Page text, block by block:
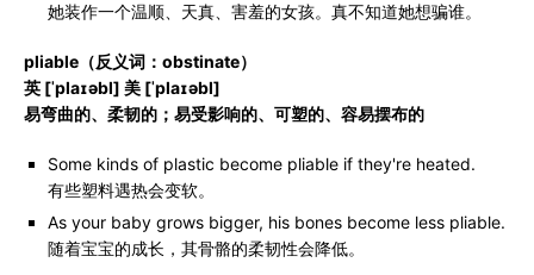
她装作一个温顺、天真、害羞的女孩。真不知道她想骗谁。
pliable（反义词：obstinate）
英 [ˈplaɪəbl] 美 [ˈplaɪəbl]
易弯曲的、柔韧的；易受影响的、可塑的、容易摆布的
Some kinds of plastic become pliable if they're heated.
有些塑料遇热会变软。
As your baby grows bigger, his bones become less pliable.
随着宝宝的成长，其骨骼的柔韧性会降低。